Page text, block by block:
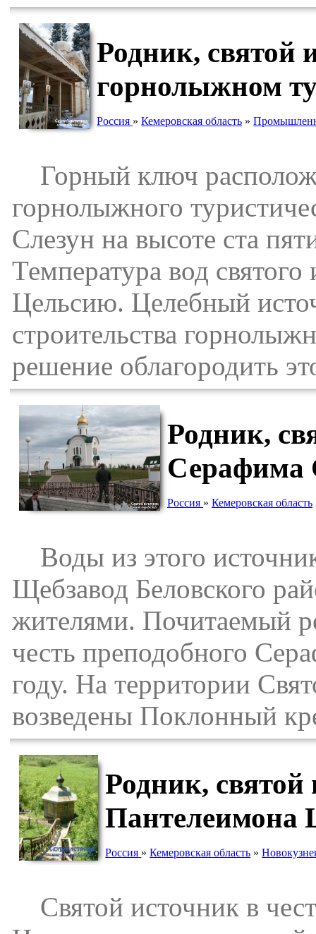
Родник, святой
горнолыжном
Россия »Кемеровская область »
Горный ключ
горнолыжного
Слезун на высоте ста
Температура вод
Цельсию. Целебный
строительства
решение облагородить
Родник,
Серафима
Россия » Кемеровская область
Воды из этого
Щебзавод Беловского
жителями. Почитаемый
честь преподобного
году. На территории
возведены Поклонный
Родник,
Пантелеимона
Россия »Кемеровская область »
Святой источник в